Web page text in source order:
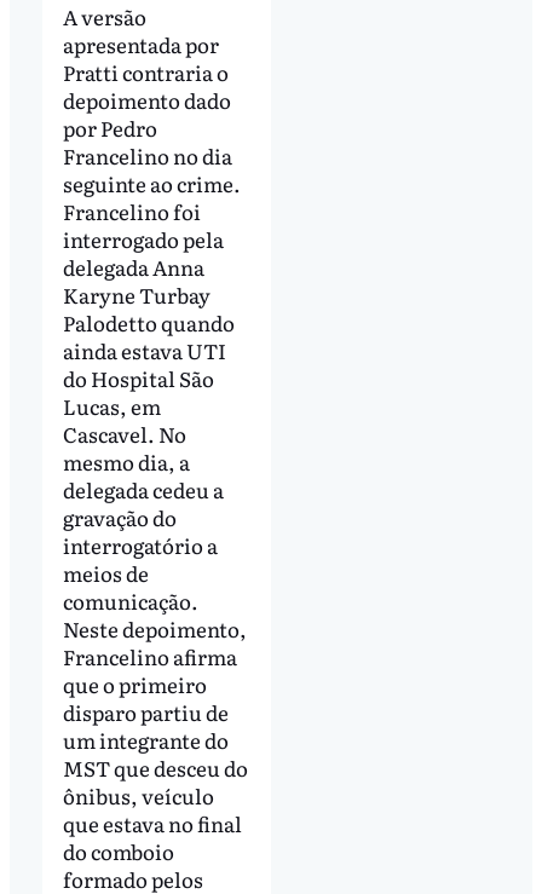
A versão
apresentada por
Pratti contraria o
depoimento dado
por Pedro
Francelino no dia
seguinte ao crime.
Francelino foi
interrogado pela
delegada Anna
Karyne Turbay
Palodetto quando
ainda estava UTI
do Hospital São
Lucas, em
Cascavel. No
mesmo dia, a
delegada cedeu a
gravação do
interrogatório a
meios de
comunicação.
Neste depoimento,
Francelino afirma
que o primeiro
disparo partiu de
um integrante do
MST que desceu do
ônibus, veículo
que estava no final
do comboio
formado pelos